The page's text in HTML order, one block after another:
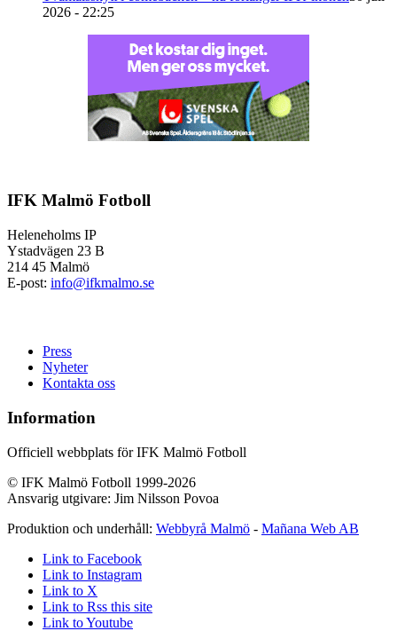
2026 - 22:25
IFK Malmö Fotboll
Heleneholms IP
Ystadvägen 23 B
214 45 Malmö
E-post: info@ifkmalmo.se
Press
Nyheter
Kontakta oss
Information
Officiell webbplats för IFK Malmö Fotboll
© IFK Malmö Fotboll 1999-2026
Ansvarig utgivare: Jim Nilsson Povoa
Produktion och underhåll: Webbyrå Malmö - Mañana Web AB
Link to Facebook
Link to Instagram
Link to X
Link to Rss this site
Link to Youtube